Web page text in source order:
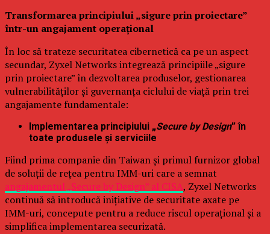
Transformarea principiului „sigure prin proiectare”
într-un angajament operațional
În loc să trateze securitatea cibernetică ca pe un aspect
secundar, Zyxel Networks integrează principiile „sigure
prin proiectare” în dezvoltarea produselor, gestionarea
vulnerabilităților și guvernanța ciclului de viață prin trei
angajamente fundamentale:
Implementarea principiului „Secure by Design” în
toate produsele și serviciile
Fiind prima companie din Taiwan și primul furnizor global
de soluții de rețea pentru IMM-uri care a semnat
angajamentul „Secure by Design” al CISA, Zyxel Networks
continuă să introducă inițiative de securitate axate pe
IMM-uri, concepute pentru a reduce riscul operațional și a
simplifica implementarea securizată.